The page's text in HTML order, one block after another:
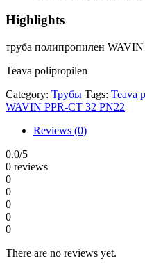
Highlights
труба полипропилен
Teava polipropilen
Category: Трубы Tags: Teava
WAVIN PPR-CT 32 PN22
Reviews (0)
0.0/5
0 reviews
0
0
0
0
0
There are no reviews yet.